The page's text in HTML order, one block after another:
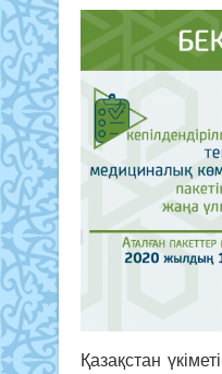
Қазақстан